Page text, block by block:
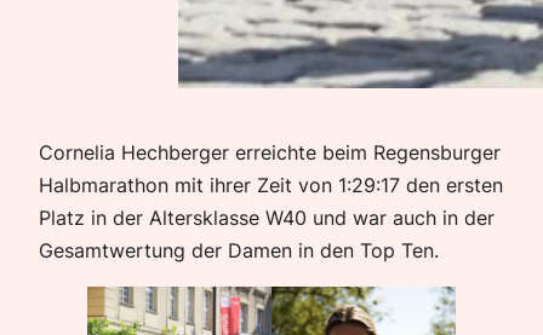
Cornelia Hechberger erreichte beim Regensburger
Halbmarathon mit ihrer Zeit von 1:29:17 den ersten
Platz in der Altersklasse W40 und war auch in der
Gesamtwertung der Damen in den Top Ten.